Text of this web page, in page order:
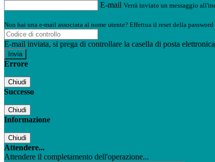
E-mail Verrà inviato un messaggio
Non hai una e-mail associata al nome utente? Effettua il reset della
E-mail inviata, si prega di controllare la casella di posta
Errore
Chiudi
Successo
Chiudi
Informazione
Chiudi
Attendere...
Attendere il completamento dell'operazione...